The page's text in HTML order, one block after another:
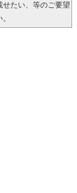
せたい、等のご要望